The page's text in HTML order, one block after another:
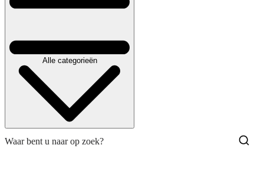
Alle categorieën